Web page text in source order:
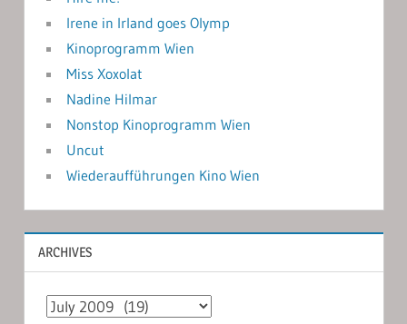
Irene in Irland goes Olymp
Kinoprogramm Wien
Miss Xoxolat
Nadine Hilmar
Nonstop Kinoprogramm Wien
Uncut
Wiederaufführungen Kino Wien
ARCHIVES
Archives